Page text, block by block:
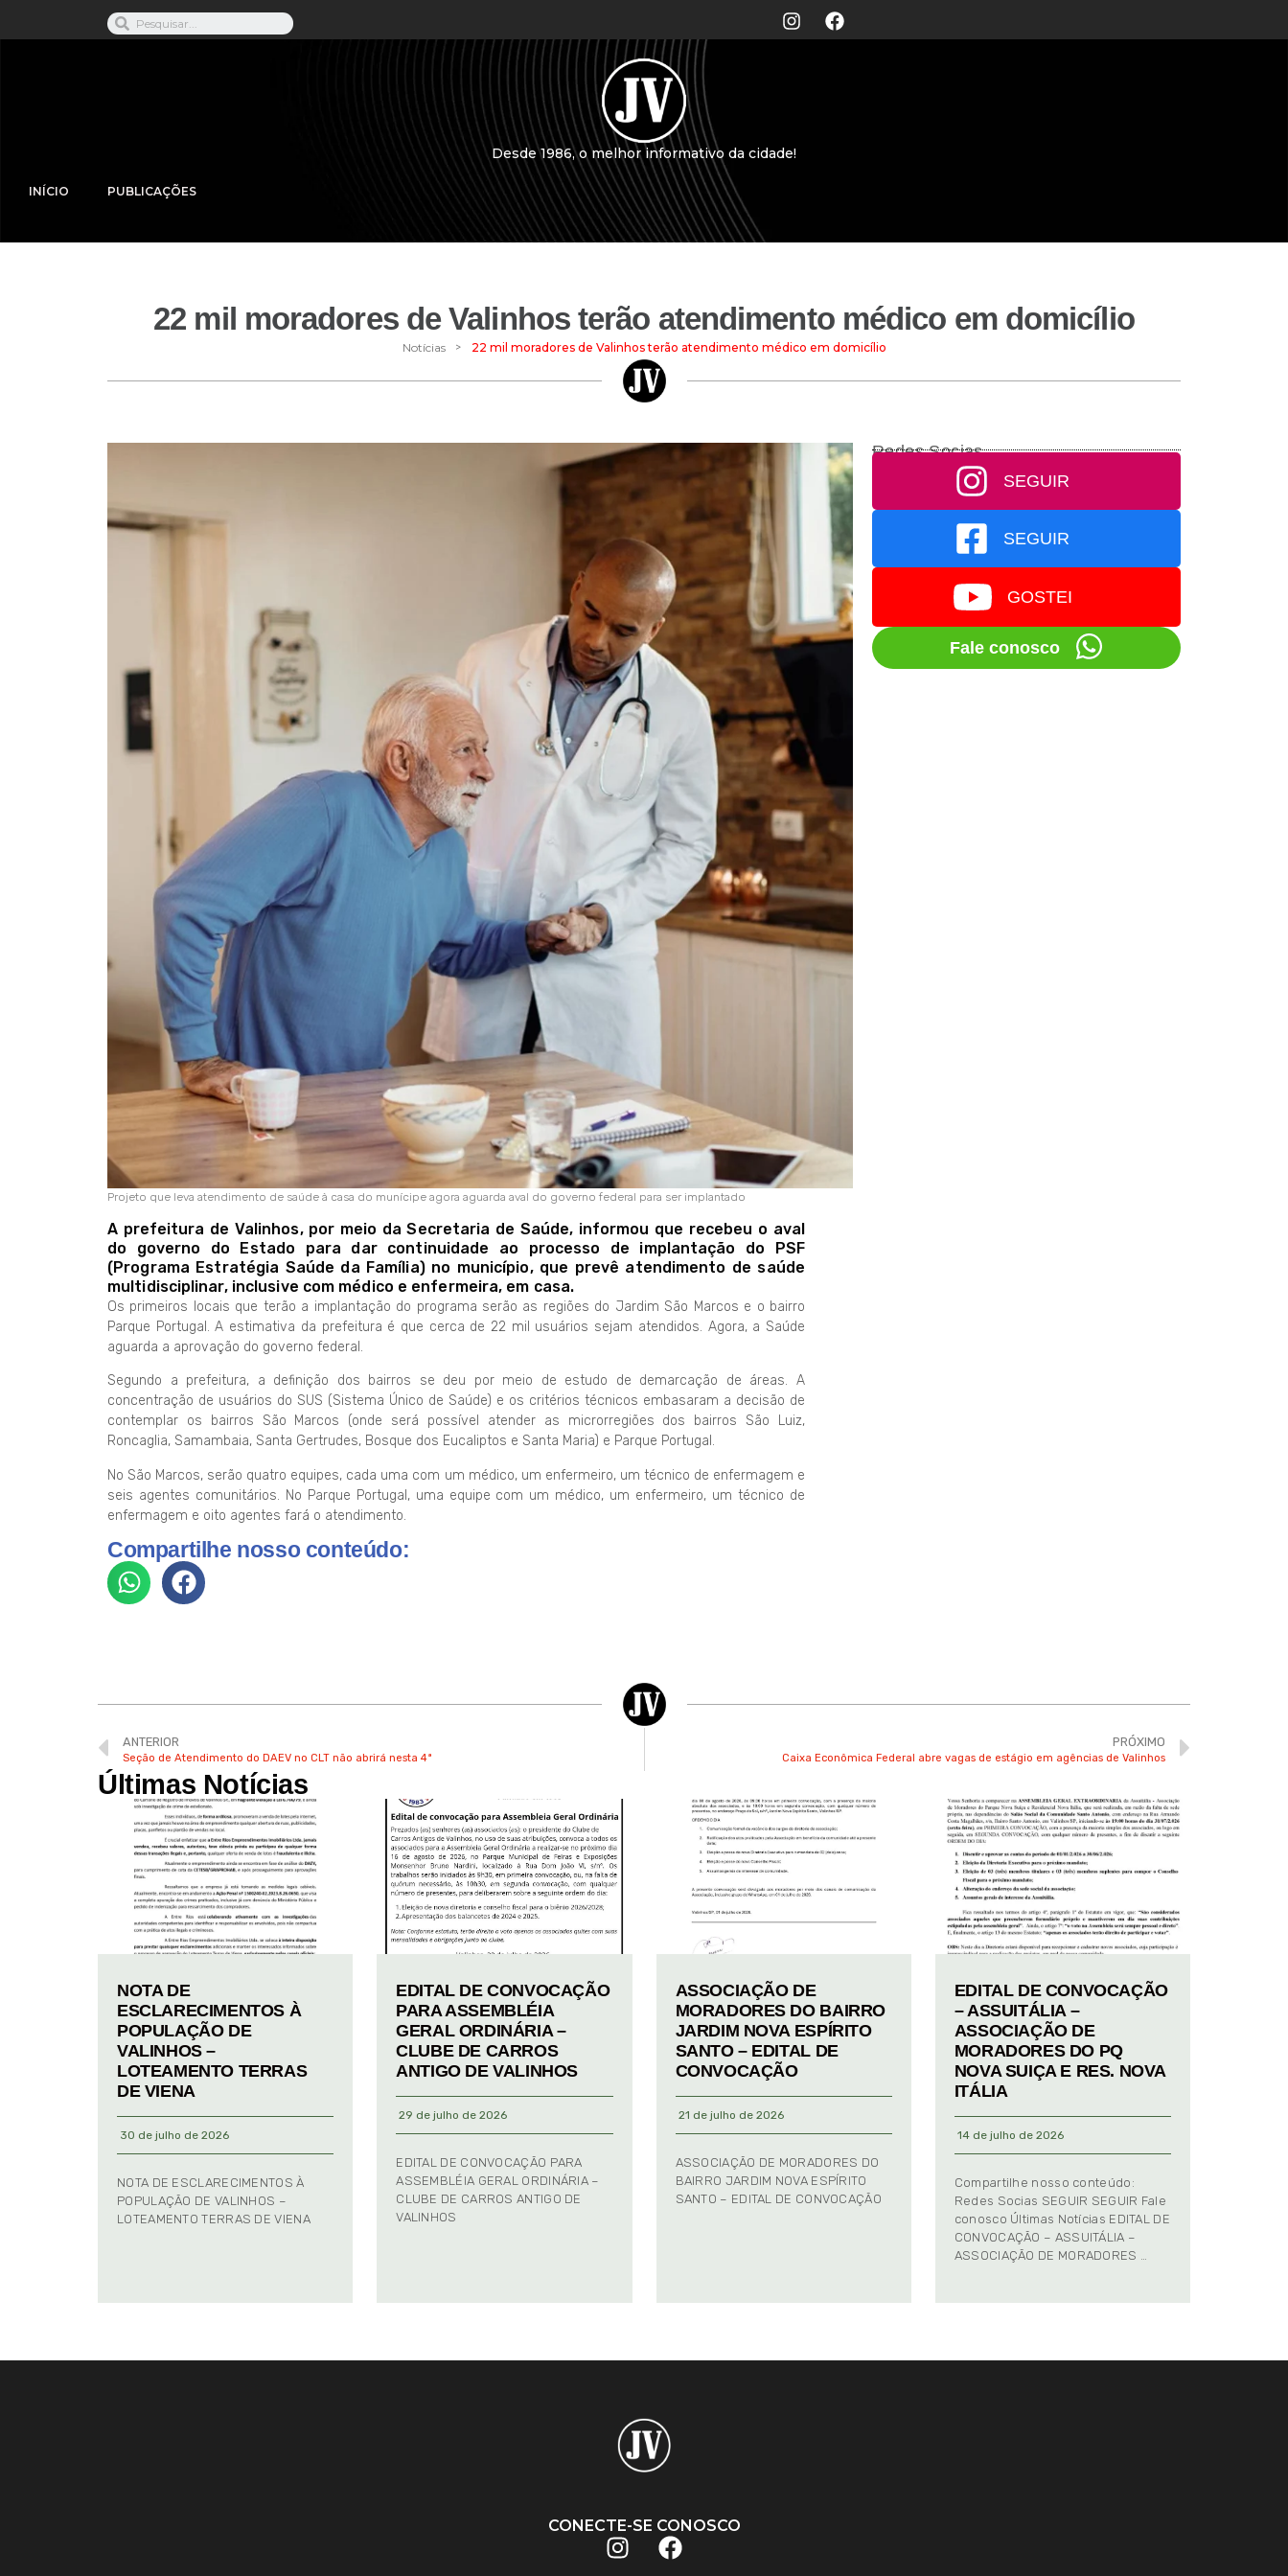
Desde 1986, o melhor informativo da cidade!
INÍCIO PUBLICAÇÕES
22 mil moradores de Valinhos terão atendimento médico em domicílio
Notícias > 22 mil moradores de Valinhos terão atendimento médico em domicílio
Projeto que leva atendimento de saúde à casa do munícipe agora aguarda aval do governo federal para ser implantado
A prefeitura de Valinhos, por meio da Secretaria de Saúde, informou que recebeu o aval
do governo do Estado para dar continuidade ao processo de implantação do PSF
(Programa Estratégia Saúde da Família) no município, que prevê atendimento de saúde
multidisciplinar, inclusive com médico e enfermeira, em casa.
Os primeiros locais que terão a implantação do programa serão as regiões do Jardim São Marcos e o bairro
Parque Portugal. A estimativa da prefeitura é que cerca de 22 mil usuários sejam atendidos. Agora, a Saúde
aguarda a aprovação do governo federal.
Segundo a prefeitura, a definição dos bairros se deu por meio de estudo de demarcação de áreas. A
concentração de usuários do SUS (Sistema Único de Saúde) e os critérios técnicos embasaram a decisão de
contemplar os bairros São Marcos (onde será possível atender as microrregiões dos bairros São Luiz,
Roncaglia, Samambaia, Santa Gertrudes, Bosque dos Eucaliptos e Santa Maria) e Parque Portugal.
No São Marcos, serão quatro equipes, cada uma com um médico, um enfermeiro, um técnico de enfermagem e
seis agentes comunitários. No Parque Portugal, uma equipe com um médico, um enfermeiro, um técnico de
enfermagem e oito agentes fará o atendimento.
Compartilhe nosso conteúdo:
Redes Socias
SEGUIR
SEGUIR
GOSTEI
Fale conosco
ANTERIOR
Seção de Atendimento do DAEV no CLT não abrirá nesta 4ª
PRÓXIMO
Caixa Econômica Federal abre vagas de estágio em agências de Valinhos
Últimas Notícias
NOTA DE
ESCLARECIMENTOS À
POPULAÇÃO DE
VALINHOS –
LOTEAMENTO TERRAS
DE VIENA
30 de julho de 2026
NOTA DE ESCLARECIMENTOS À
POPULAÇÃO DE VALINHOS –
LOTEAMENTO TERRAS DE VIENA
EDITAL DE CONVOCAÇÃO
PARA ASSEMBLÉIA
GERAL ORDINÁRIA –
CLUBE DE CARROS
ANTIGO DE VALINHOS
29 de julho de 2026
EDITAL DE CONVOCAÇÃO PARA
ASSEMBLÉIA GERAL ORDINÁRIA –
CLUBE DE CARROS ANTIGO DE
VALINHOS
ASSOCIAÇÃO DE
MORADORES DO BAIRRO
JARDIM NOVA ESPÍRITO
SANTO – EDITAL DE
CONVOCAÇÃO
21 de julho de 2026
ASSOCIAÇÃO DE MORADORES DO
BAIRRO JARDIM NOVA ESPÍRITO
SANTO – EDITAL DE CONVOCAÇÃO
EDITAL DE CONVOCAÇÃO
– ASSUITÁLIA –
ASSOCIAÇÃO DE
MORADORES DO PQ
NOVA SUIÇA E RES. NOVA
ITÁLIA
14 de julho de 2026
Compartilhe nosso conteúdo:
Redes Socias SEGUIR SEGUIR Fale
conosco Últimas Notícias EDITAL DE
CONVOCAÇÃO – ASSUITÁLIA –
ASSOCIAÇÃO DE MORADORES …
CONECTE-SE CONOSCO